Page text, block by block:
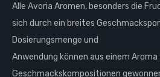
Alle Avoria Aromen, besonders die
sich durch ein breites
Dosierungsmenge und
Anwendung können aus einem
Geschmackskompositionen